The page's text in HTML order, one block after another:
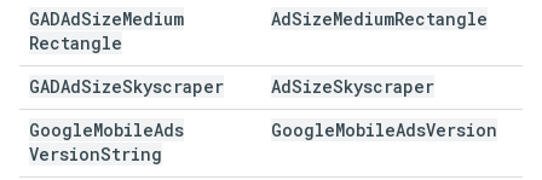
GADAdSizeMedium
Rectangle
AdSizeMediumRectangle
GADAdSizeSkyscraper AdSizeSkyscraper
GoogleMobileAds
VersionString
GoogleMobileAdsVersion